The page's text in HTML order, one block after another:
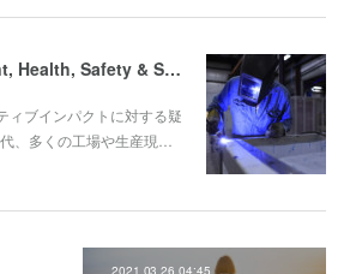
EHS&S (Environment, Health, Safety & Sustainability)
ィブインパクトに対する疑
、多くの工場や生産現…
2021.03.26 04:45